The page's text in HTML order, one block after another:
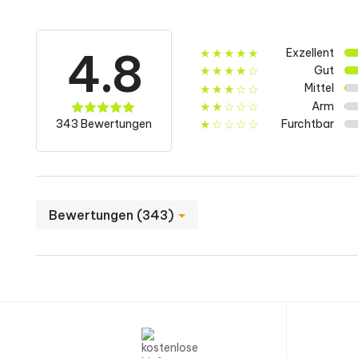
Nährwerte
Energie
Fette
- davon gesättigte Fettsäuren
Kohlenhydrate
- davon Zucker
4.8
343 Bewertungen
★★★★★ Exzellent
★★★★☆ Gut
★★★☆☆ Mittel
★★☆☆☆ Arm
★☆☆☆☆ Furchtbar
Bewertungen (343)